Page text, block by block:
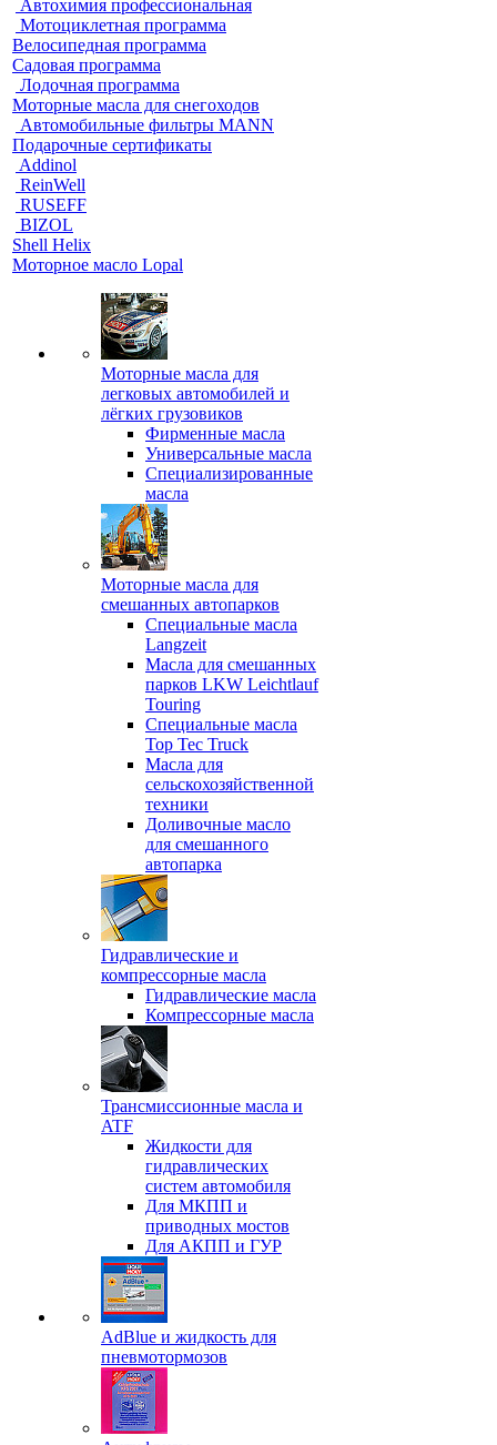
Автохимия профессиональная
Мотоциклетная программа
Велосипедная программа
Садовая программа
Лодочная программа
Моторные масла для снегоходов
Автомобильные фильтры MANN
Подарочные сертификаты
Addinol
ReinWell
RUSEFF
BIZOL
Shell Helix
Моторное масло Lopal
Моторные масла для
легковых автомобилей и
лёгких грузовиков
Фирменные масла
Универсальные масла
Специализированные
масла
Моторные масла для
смешанных автопарков
Специальные масла
Langzeit
Масла для смешанных
парков LKW Leichtlauf
Touring
Специальные масла
Top Tec Truck
Масла для
сельскохозяйственной
техники
Доливочные масло
для смешанного
автопарка
Гидравлические и
компрессорные масла
Гидравлические масла
Компрессорные масла
Трансмиссионные масла и
ATF
Жидкости для
гидравлических
систем автомобиля
Для МКПП и
приводных мостов
Для АКПП и ГУР
AdBlue и жидкость для
пневмотормозов